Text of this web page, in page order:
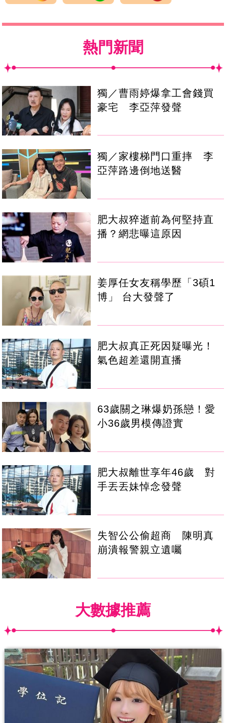
熱門新聞
獨／曹雨婷爆拿工會錢買
豪宅 李亞萍發聲
獨／家樓梯門口重摔 李
亞萍路邊倒地送醫
肥大叔猝逝前為何堅持直
播？網悲曝這原因
姜厚任女友稱學歷「3碩1
博」 台大發聲了
肥大叔真正死因疑曝光！
氣色超差還開直播
63歲關之琳爆奶孫戀！愛
小36歲男模傳證實
肥大叔離世享年46歲 對
手丟丟妹悼念發聲
失智公公偷超商 陳明真
崩潰報警親立遺囑
大數據推薦